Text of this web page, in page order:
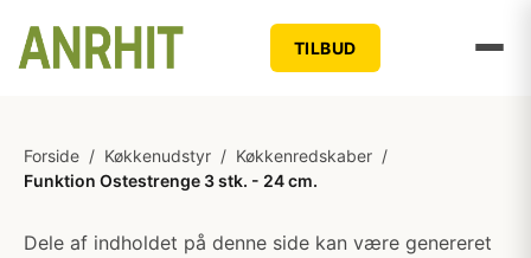
TILBUD
Forside / Køkkenudstyr / Køkkenredskaber /
Funktion Ostestrenge 3 stk. - 24 cm.
Dele af indholdet på denne side kan være genereret